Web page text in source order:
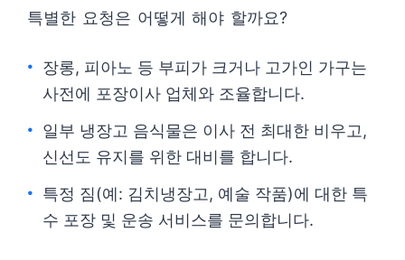
특별한 요청은 어떻게 해야 할까요?
장롱, 피아노 등 부피가 크거나 고가인 가구는
사전에 포장이사 업체와 조율합니다.
일부 냉장고 음식물은 이사 전 최대한 비우고,
신선도 유지를 위한 대비를 합니다.
특정 짐(예: 김치냉장고, 예술 작품)에 대한 특
수 포장 및 운송 서비스를 문의합니다.